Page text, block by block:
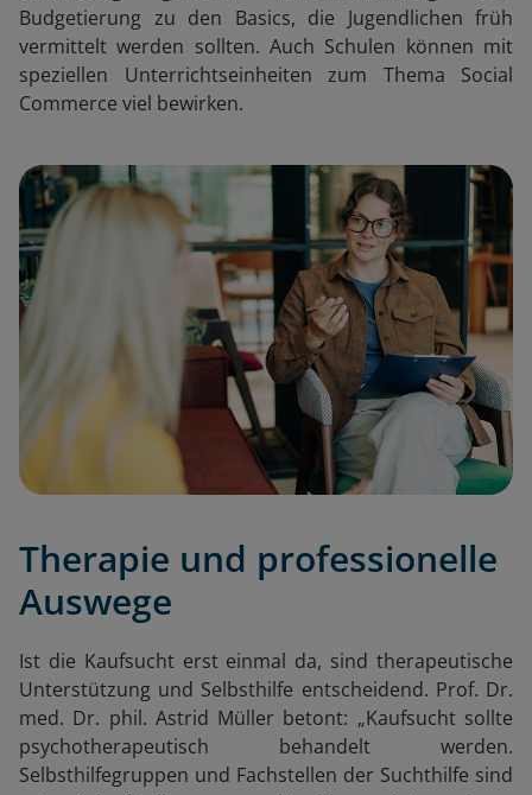
Budgetierung zu den Basics, die Jugendlichen früh
vermittelt werden sollten. Auch Schulen können mit
speziellen Unterrichtseinheiten zum Thema Social
Commerce viel bewirken.
Therapie und professionelle
Auswege
Ist die Kaufsucht erst einmal da, sind therapeutische
Unterstützung und Selbsthilfe entscheidend. Prof. Dr.
med. Dr. phil. Astrid Müller betont: „Kaufsucht sollte
psychotherapeutisch behandelt werden.
Selbsthilfegruppen und Fachstellen der Suchthilfe sind